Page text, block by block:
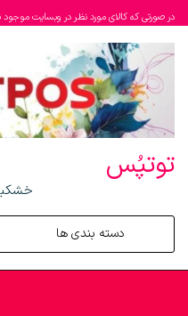
در صورتی که کالای مورد نظر در وبسایت
توتپُس